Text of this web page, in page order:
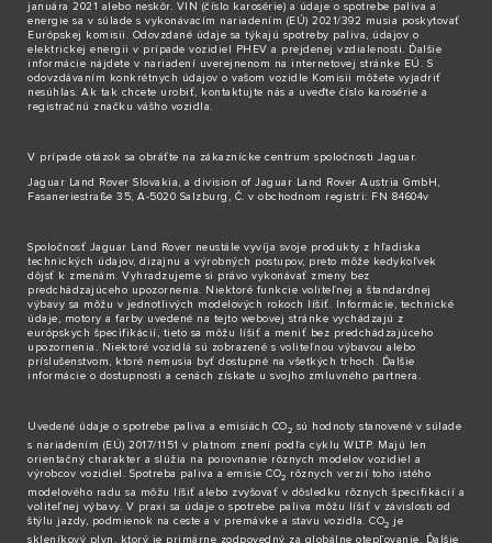
januára 2021 alebo neskôr. VIN (číslo karosérie) a údaje o spotrebe paliva a
energie sa v súlade s vykonávacím nariadením (EÚ) 2021/392 musia poskytovať
Európskej komisii. Odovzdané údaje sa týkajú spotreby paliva, údajov o
elektrickej energii v prípade vozidiel PHEV a prejdenej vzdialenosti. Ďalšie
informácie nájdete v nariadení uverejnenom na internetovej stránke EÚ. S
odovzdávaním konkrétnych údajov o vašom vozidle Komisii môžete vyjadriť
nesúhlas. Ak tak chcete urobiť, kontaktujte nás a uveďte číslo karosérie a
registračnú značku vášho vozidla.
V prípade otázok sa obráťte na zákaznícke centrum spoločnosti Jaguar.
Jaguar Land Rover Slovakia, a division of Jaguar Land Rover Austria GmbH,
Fasaneriestraße 35, A-5020 Salzburg, Č. v obchodnom registri: FN 84604v
Spoločnosť Jaguar Land Rover neustále vyvíja svoje produkty z hľadiska
technických údajov, dizajnu a výrobných postupov, preto môže kedykoľvek
dôjsť k zmenám. Vyhradzujeme si právo vykonávať zmeny bez
predchádzajúceho upozornenia. Niektoré funkcie voliteľnej a štandardnej
výbavy sa môžu v jednotlivých modelových rokoch líšiť. Informácie, technické
údaje, motory a farby uvedené na tejto webovej stránke vychádzajú z
európskych špecifikácií, tieto sa môžu líšiť a meniť bez predchádzajúceho
upozornenia. Niektoré vozidlá sú zobrazené s voliteľnou výbavou alebo
príslušenstvom, ktoré nemusia byť dostupné na všetkých trhoch. Ďalšie
informácie o dostupnosti a cenách získate u svojho zmluvného partnera.
Uvedené údaje o spotrebe paliva a emisiách CO2 sú hodnoty stanovené v súlade
s nariadením (EÚ) 2017/1151 v platnom znení podľa cyklu WLTP. Majú len
orientačný charakter a slúžia na porovnanie rôznych modelov vozidiel a
výrobcov vozidiel. Spotreba paliva a emisie CO2
rôznych verzií toho istého
modelového radu sa môžu líšiť alebo zvyšovať v dôsledku rôznych špecifikácií a
voliteľnej výbavy. V praxi sa údaje o spotrebe paliva môžu líšiť v závislosti od
štýlu jazdy, podmienok na ceste a v premávke a stavu vozidla. CO2 je
skleníkový plyn, ktorý je primárne zodpovedný za globálne otepľovanie. Ďalšie